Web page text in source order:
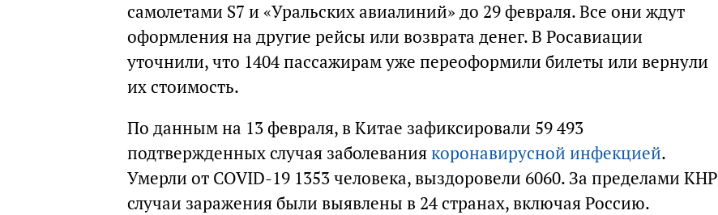
самолетами S7 и «Уральских авиалиний» до 29 февраля. Все они ждут
оформления на другие рейсы или возврата денег. В Росавиации
уточнили, что 1404 пассажирам уже переоформили билеты или вернули
их стоимость.
По данным на 13 февраля, в Китае зафиксировали 59 493
подтвержденных случая заболеваниякоронавирусной инфекцией.
Умерли от COVID-19 1353 человека, выздоровели 6060. За пределами КНР
случаи заражения были выявлены в 24 странах, включая Россию.